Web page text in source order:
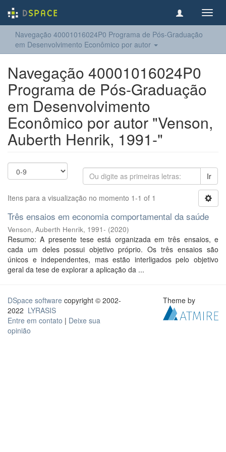
Navegação 40001016024P0 Programa de Pós-Graduação
em Desenvolvimento Econômico por autor
Navegação 40001016024P0
Programa de Pós-Graduação
em Desenvolvimento
Econômico por autor "Venson,
Auberth Henrik, 1991-"
Ir
Itens para a visualização no momento 1-1 of 1
Três ensaios em economia comportamental da saúde
Venson, Auberth Henrik, 1991- (2020)
Resumo: A presente tese está organizada em três ensaios, e
cada um deles possui objetivo próprio. Os três ensaios são
únicos e independentes, mas estão interligados pelo objetivo
geral da tese de explorar a aplicação da ...
DSpace software copyright © 2002-
2022 LYRASIS
Entre em contato | Deixe sua
opinião
Theme by